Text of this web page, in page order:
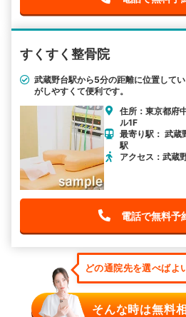
すくすく整骨院
武蔵野台駅から5分の距離に位置して
がしやすくて便利です。
住所：東京都府
ル1F
最寄り駅： 武蔵
駅
アクセス：武蔵
電話で無料予
どの通院先を選べばよ
そんな時は無料